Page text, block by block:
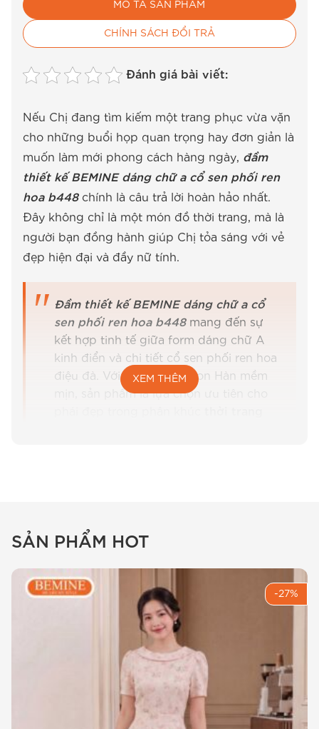
MÔ TẢ SẢN PHẨM
CHÍNH SÁCH ĐỔI TRẢ
Đánh giá bài viết:
Nếu Chị đang tìm kiếm một trang phục vừa vặn
cho những buổi họp quan trọng hay đơn giản là
muốn làm mới phong cách hàng ngày, đầm
thiết kế BEMINE dáng chữ a cổ sen phối ren
hoa b448chính là câu trả lời hoàn hảo nhất.
Đây không chỉ là một món đồ thời trang, mà là
người bạn đồng hành giúp Chị tỏa sáng với vẻ
đẹp hiện đại và đầy nữ tính.
Đầm thiết kế BEMINE dáng chữ a cổ
sen phối ren hoa b448mang đến sự
kết hợp tinh tế giữa form dáng chữ A
kinh điển và chi tiết cổ sen phối ren hoa
điệu đà. Với chất liệu cotton Hàn mềm
mịn, sản phẩm là lựa chọn ưu tiên cho
Của
đầm thiết kế BEMINE dáng
Khi đội ngũ thiết kế tạithời trang BEMINE
bắt
tay vào thực hiện mẫu B448, chúng em đã dành
rất nhiều tâm huyết để cân chỉnh từng centimet
trên bản rập. Chị biết không, điểm khó nhất của
đầm dáng chữ a phối ren
chính là
làm sao để phần cổ sen không bị thô và phần
ren hoa phải thật mềm mại nhưng vẫn giữ được
XEM THÊM
SẢN PHẨM HOT
-27%